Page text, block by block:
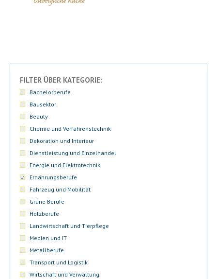
FILTER ÜBER KATEGORIE:
Bachelorberufe
Bausektor
Beauty
Chemie und Verfahrenstechnik
Dekoration und Interieur
Dienstleistung und Einzelhandel
Energie und Elektrotechnik
Ernährungsberufe
Fahrzeug und Mobilität
Grüne Berufe
Holzberufe
Landwirtschaft und Tierpflege
Medien und IT
Metallberufe
Transport und Logistik
Wirtschaft und Verwaltung